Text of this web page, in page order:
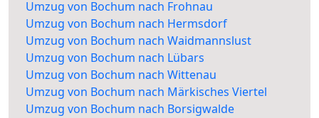
Umzug von Bochum nach Frohnau
Umzug von Bochum nach Hermsdorf
Umzug von Bochum nach Waidmannslust
Umzug von Bochum nach Lübars
Umzug von Bochum nach Wittenau
Umzug von Bochum nach Märkisches Viertel
Umzug von Bochum nach Borsigwalde